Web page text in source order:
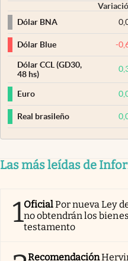
Dólar BNA
Dólar Blue -
Dólar CCL (GD30,
48 hs)
Euro
Real brasileño
Las más leídas de
1OficialPor nueva Ley
no obtendrán los
testamento
Recomendación